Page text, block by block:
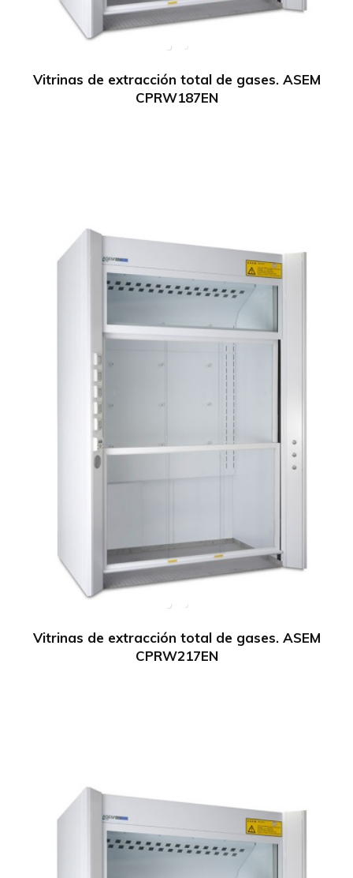
Vitrinas de extracción total de gases. ASEM
CPRW187EN
Vitrinas de extracción total de gases. ASEM
CPRW217EN